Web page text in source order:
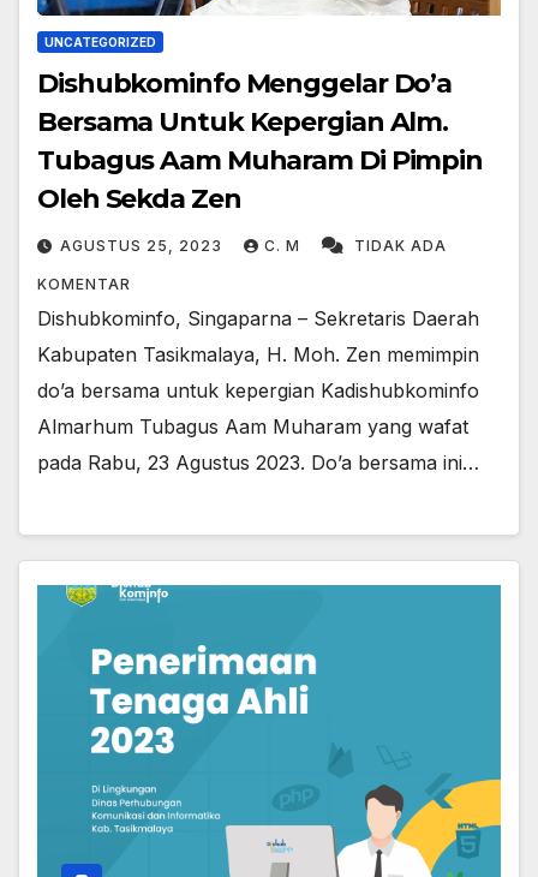
UNCATEGORIZED
Dishubkominfo Menggelar Do’a
Bersama Untuk Kepergian Alm.
Tubagus Aam Muharam Di Pimpin
Oleh Sekda Zen
AGUSTUS 25, 2023 C. M TIDAK ADA
KOMENTAR
Dishubkominfo, Singaparna – Sekretaris Daerah
Kabupaten Tasikmalaya, H. Moh. Zen memimpin
do’a bersama untuk kepergian Kadishubkominfo
Almarhum Tubagus Aam Muharam yang wafat
pada Rabu, 23 Agustus 2023. Do’a bersama ini…